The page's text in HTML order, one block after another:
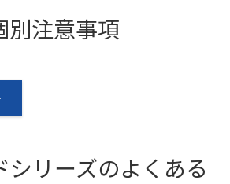
別注意事項
シリーズのよくある